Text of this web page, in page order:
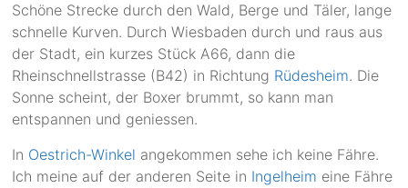
Schöne Strecke durch den Wald, Berge und Täler, lange
schnelle Kurven. Durch Wiesbaden durch und raus aus
der Stadt, ein kurzes Stück A66, dann die
Rheinschnellstrasse (B42) in Richtung Rüdesheim. Die
Sonne scheint, der Boxer brummt, so kann man
entspannen und geniessen.
In Oestrich-Winkel angekommen sehe ich keine Fähre.
Ich meine auf der anderen Seite in Ingelheim eine Fähre